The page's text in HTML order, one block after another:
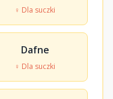
♀ Dla suczki
Dafne
♀ Dla suczki